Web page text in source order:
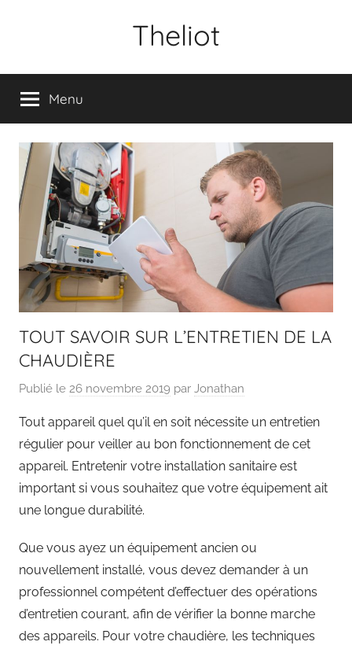
Theliot
Menu
TOUT SAVOIR SUR L’ENTRETIEN DE LA
CHAUDIÈRE
Publié le 26 novembre 2019 par Jonathan
Tout appareil quel qu’il en soit nécessite un entretien
régulier pour veiller au bon fonctionnement de cet
appareil. Entretenir votre installation sanitaire est
important si vous souhaitez que votre équipement ait
une longue durabilité.
Que vous ayez un équipement ancien ou
nouvellement installé, vous devez demander à un
professionnel compétent d’effectuer des opérations
d’entretien courant, afin de vérifier la bonne marche
des appareils. Pour votre chaudière, les techniques